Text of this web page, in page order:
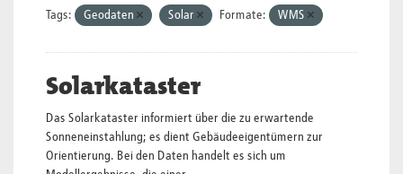
Tags: Geodaten Solar Formate: WMS
Solarkataster
Das Solarkataster informiert über die zu erwartende
Sonneneinstahlung; es dient Gebäudeeigentümern zur
Orientierung. Bei den Daten handelt es sich um